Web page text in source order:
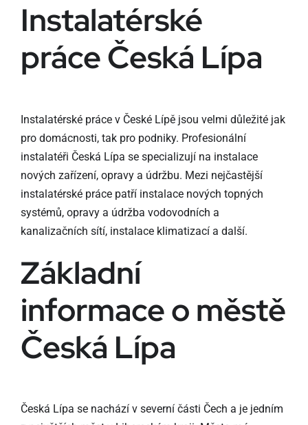
Instalatérské
práce Česká Lípa
Instalatérské práce v České Lípě jsou velmi důležité jak
pro domácnosti, tak pro podniky. Profesionální
instalatéři Česká Lípa se specializují na instalace
nových zařízení, opravy a údržbu. Mezi nejčastější
instalatérské práce patří instalace nových topných
systémů, opravy a údržba vodovodních a
kanalizačních sítí, instalace klimatizací a další.
Základní
informace o městě
Česká Lípa
Česká Lípa se nachází v severní části Čech a je jedním